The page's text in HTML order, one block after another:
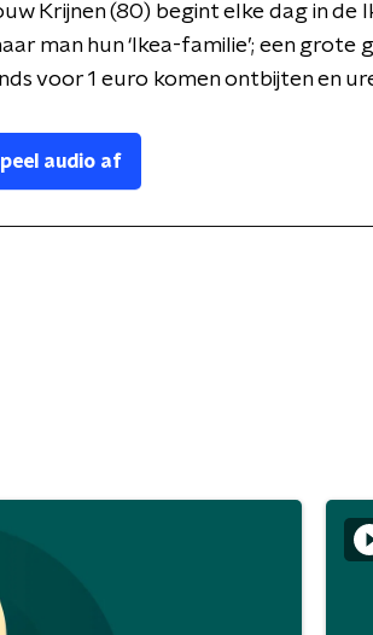
Krijnen (80) begint elke dag in de
man hun ‘Ikea-familie’; een grote
voor 1 euro komen ontbijten en
audio af